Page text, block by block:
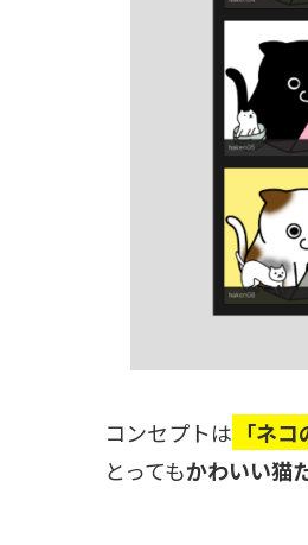
コンセプトは 「ネ
とってもかわいい猫